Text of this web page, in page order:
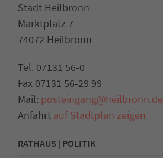
Stadt Heilbronn
Marktplatz 7
74072 Heilbronn
Tel. 07131 56-0
Fax 07131 56-29 99
Mail: posteingang@heilbronn.de
Anfahrt auf Stadtplan zeigen
RATHAUS | POLITIK